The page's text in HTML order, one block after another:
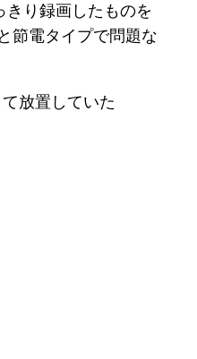
り録画したものを
節電タイプで問題な
放置していた